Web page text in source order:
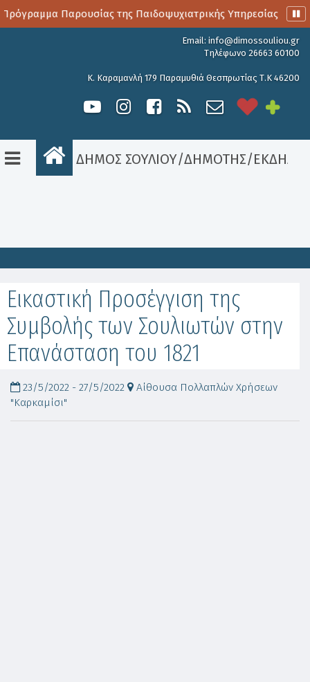
Παρουσίας της Παιδοψυχιατρικής Υπηρεσίας
Email: info@dimossouliou.gr
Τηλέφωνο 26663 60100
Κ. Καραμανλή 179 Παραμυθιά Θεσπρωτίας Τ.Κ 46200
ΔΗΜΟΣ ΣΟΥΛΙΟΥ/ΔΗΜΟΤΗΣ/
Εικαστική Προσέγγιση της
Συμβολής των Σουλιωτών στην
Επανάσταση του 1821
23/5/2022 - 27/5/2022
Αίθουσα Πολλαπλών Χρήσεων
"Καρκαμίσι"